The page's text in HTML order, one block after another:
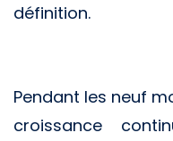
définition.
Pendant les neuf
croissance